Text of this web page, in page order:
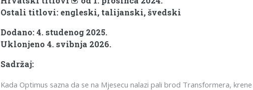
Ostali titlovi: engleski, talijanski, švedski
Dodano: 4. studenog 2025.
Uklonjeno 4. svibnja 2026.
Sadržaj:
Kada Optimus sazna da se na Mjesecu nalazi pali brod Transformera,